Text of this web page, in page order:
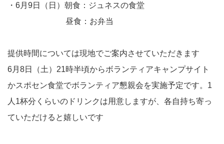
・6月9日（日）朝食：ジュネスの食堂
昼食：お弁当
提供時間については現地でご案内させていただきます
6月8日（土）21時半頃からボランティアキャンプサイト
かスポセン食堂でボランティア懇親会を実施予定です。1
人1杯分くらいのドリンクは用意しますが、各自持ち寄っ
ていただけると嬉しいです